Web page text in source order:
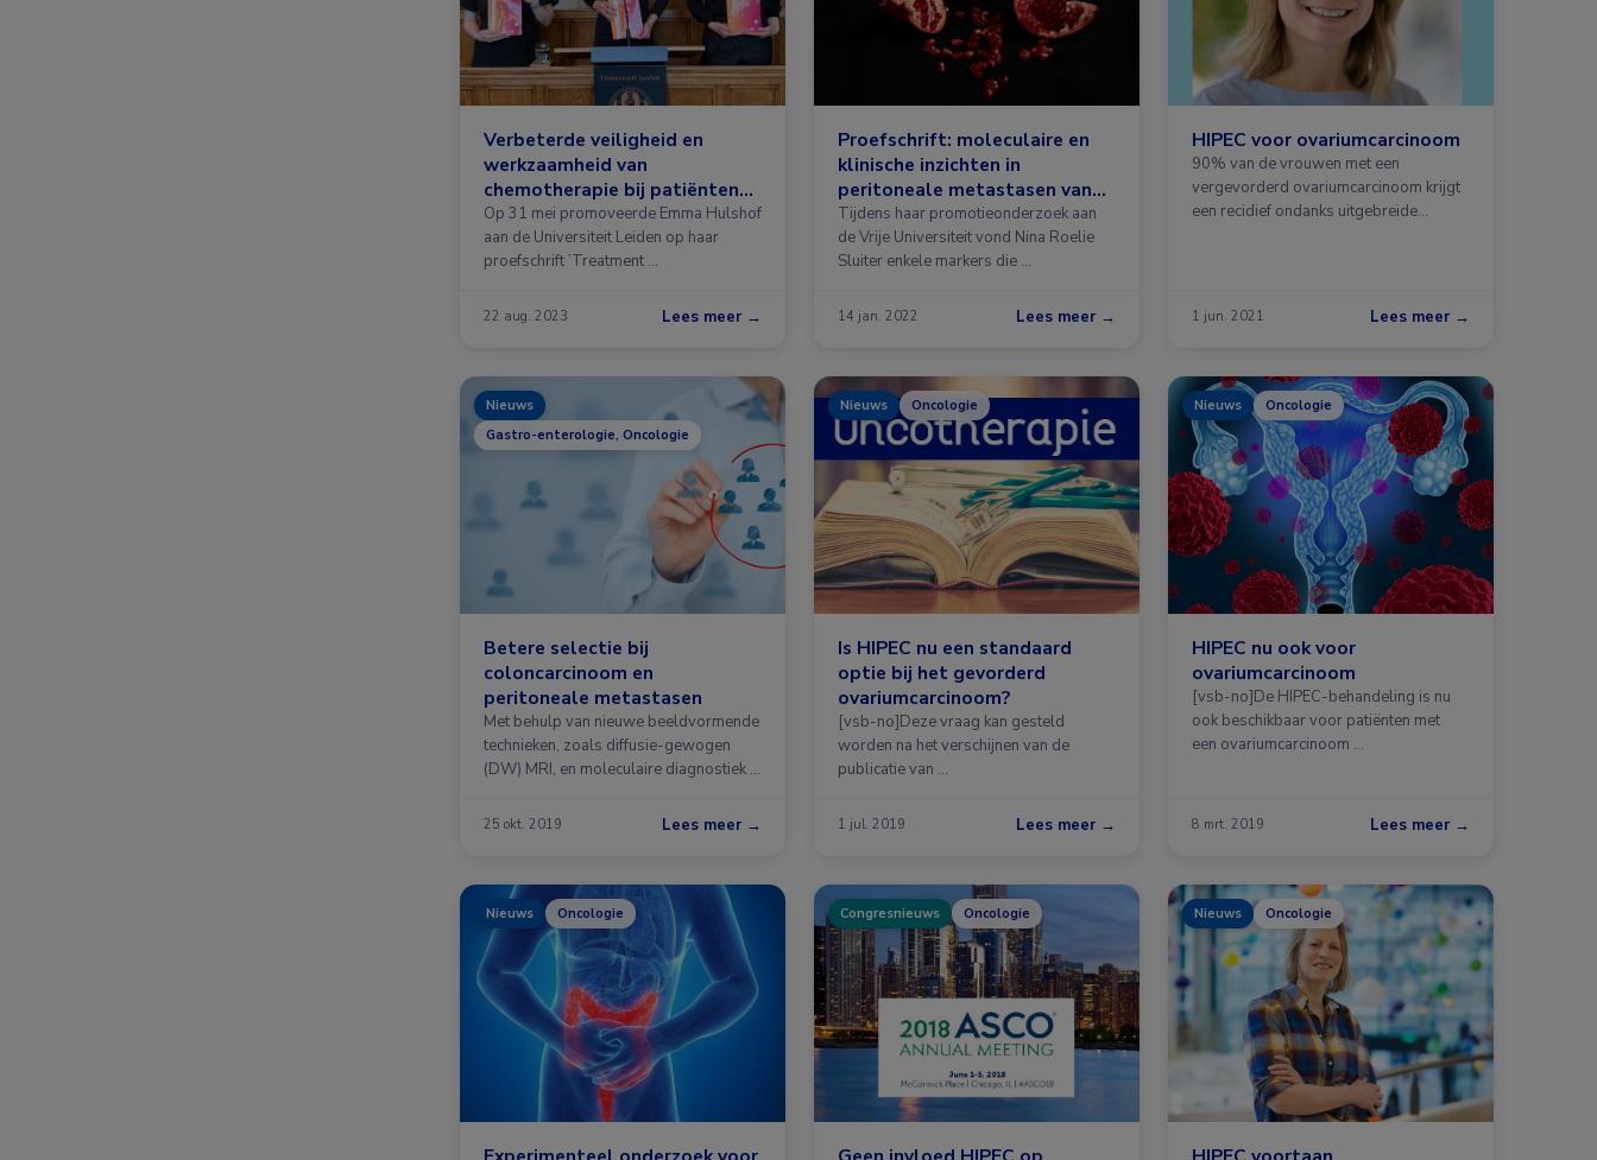
Verbeterde veiligheid en
werkzaamheid van
chemotherapie bij patiënten
met colorectale kanker met
behulp van genetische
biomarkers
Op 31 mei promoveerde Emma Hulshof
aan de Universiteit Leiden op haar
proefschrift ’Treatment …
22 aug. 2023 Lees meer →
Proefschrift: moleculaire en
klinische inzichten in
peritoneale metastasen van
colorectaal carcinoom
Tijdens haar promotieonderzoek aan
de Vrije Universiteit vond Nina Roelie
Sluiter enkele markers die …
14 jan. 2022 Lees meer →
HIPEC voor ovariumcarcinoom
90% van de vrouwen met een
vergevorderd ovariumcarcinoom krijgt
een recidief ondanks uitgebreide
1 jun. 2021 Lees meer →
Nieuws
Gastro-enterologie, Oncologie
Betere selectie bij
coloncarcinoom en
peritoneale metastasen
Met behulp van nieuwe beeldvormende
technieken, zoals diffusie-gewogen
(DW) MRI, en moleculaire diagnostiek …
25 okt. 2019 Lees meer →
Nieuws Oncologie
Is HIPEC nu een standaard
optie bij het gevorderd
ovariumcarcinoom?
[vsb-no]Deze vraag kan gesteld
worden na het verschijnen van de
publicatie van …
1 jul. 2019 Lees meer →
Nieuws Oncologie
HIPEC nu ook voor
ovariumcarcinoom
[vsb-no]De HIPEC-behandeling is nu
ook beschikbaar voor patiënten met
een ovariumcarcinoom …
8 mrt. 2019 Lees meer →
Nieuws Oncologie Congresnieuws Oncologie Nieuws Oncologie